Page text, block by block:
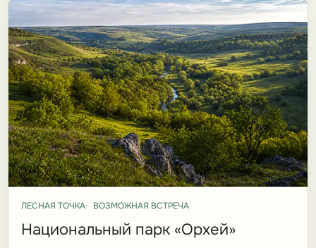
ЛЕСНАЯ ТОЧКА ВОЗМОЖНАЯ ВСТРЕЧА
Национальный парк «Орхей»